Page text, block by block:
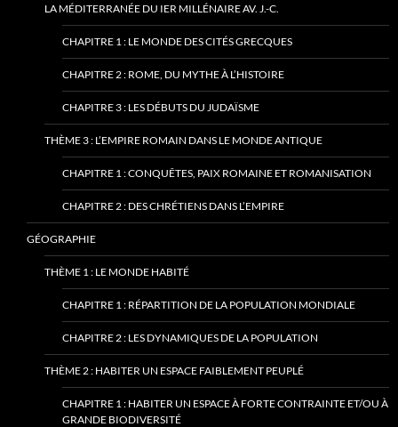
LA MÉDITERRANÉE DU IER MILLÉNAIRE AV. J.-C.
CHAPITRE 1 : LE MONDE DES CITÉS GRECQUES
CHAPITRE 2 : ROME, DU MYTHE À L’HISTOIRE
CHAPITRE 3 : LES DÉBUTS DU JUDAÏSME
THÈME 3 : L’EMPIRE ROMAIN DANS LE MONDE ANTIQUE
CHAPITRE 1 : CONQUÊTES, PAIX ROMAINE ET ROMANISATION
CHAPITRE 2 : DES CHRÉTIENS DANS L’EMPIRE
GÉOGRAPHIE
THÈME 1 : LE MONDE HABITÉ
CHAPITRE 1 : RÉPARTITION DE LA POPULATION MONDIALE
CHAPITRE 2 : LES DYNAMIQUES DE LA POPULATION
THÈME 2 : HABITER UN ESPACE FAIBLEMENT PEUPLÉ
CHAPITRE 1 : HABITER UN ESPACE À FORTE CONTRAINTE ET/OU À
GRANDE BIODIVERSITÉ